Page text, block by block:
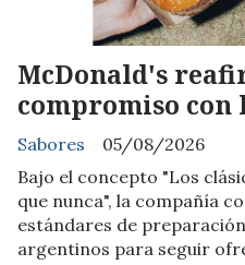
McDonald's
compromiso con
Sabores
05/08/2026
Bajo el concepto "Los
que nunca", la compañía
estándares de
argentinos para seguir